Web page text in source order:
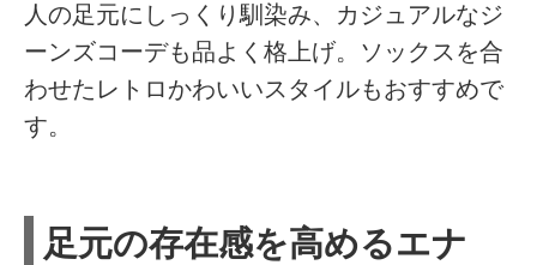
人の足元にしっくり馴染み、カジュアルなジ
ーンズコーデも品よく格上げ。ソックスを合
わせたレトロかわいいスタイルもおすすめで
す。
足元の存在感を高めるエナ